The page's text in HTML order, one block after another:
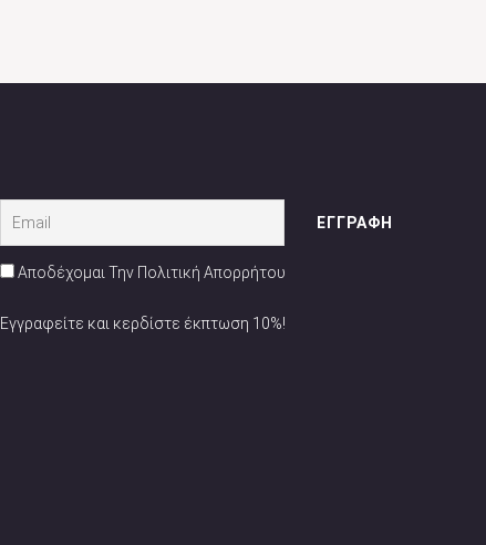
Αποδέχομαι Την Πολιτική Απορρήτου
Εγγραφείτε και κερδίστε έκπτωση 10%!